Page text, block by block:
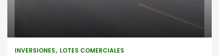
INVERSIONES LOTES COMERCIALES